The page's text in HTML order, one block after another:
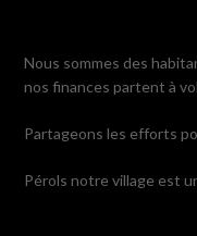
Nous sommes des
nos finances partent à
Partageons les efforts
Pérols notre village est